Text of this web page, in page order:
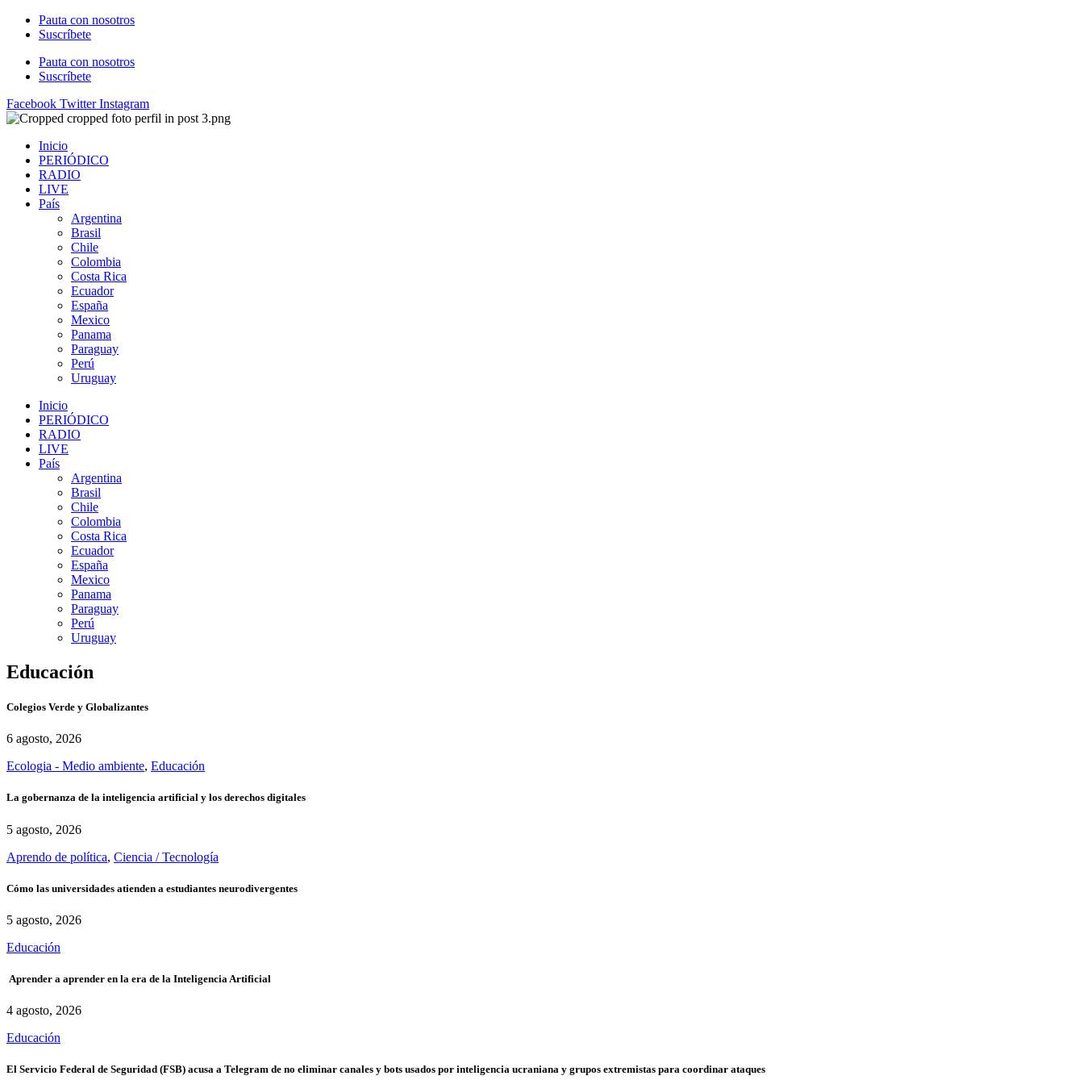
Pauta con nosotros
Suscríbete
Pauta con nosotros
Suscríbete
Facebook Twitter Instagram
Inicio
PERIÓDICO
RADIO
LIVE
País
Argentina
Brasil
Chile
Colombia
Costa Rica
Ecuador
España
Mexico
Panama
Paraguay
Perú
Uruguay
Inicio
PERIÓDICO
RADIO
LIVE
País
Argentina
Brasil
Chile
Colombia
Costa Rica
Ecuador
España
Mexico
Panama
Paraguay
Perú
Uruguay
Educación
Colegios Verde y Globalizantes
6 agosto, 2026
Ecologia - Medio ambiente, Educación
La gobernanza de la inteligencia artificial y los derechos digitales
5 agosto, 2026
Aprendo de política, Ciencia / Tecnología
Cómo las universidades atienden a estudiantes neurodivergentes
5 agosto, 2026
Educación
Aprender a aprender en la era de la Inteligencia Artificial
4 agosto, 2026
Educación
El Servicio Federal de Seguridad (FSB) acusa a Telegram de no eliminar canales y bots usados por inteligencia ucraniana y grupos extremistas para coordinar ataques